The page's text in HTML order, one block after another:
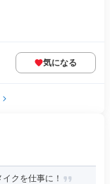
気になる
クを仕事に！